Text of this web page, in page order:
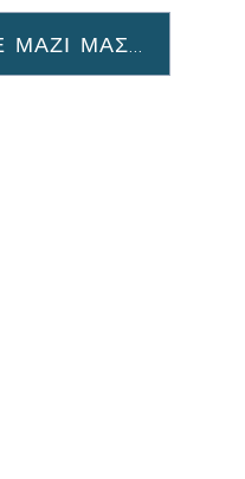
ΜΑΖΙ ΜΑΣ...